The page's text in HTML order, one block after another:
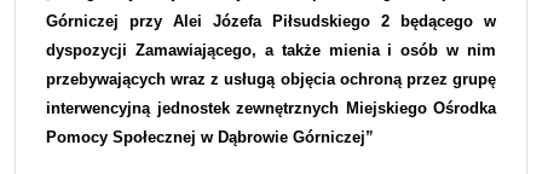
Górniczej przy Alei Józefa Piłsudskiego 2 będącego w
dyspozycji Zamawiającego, a także mienia i osób w nim
przebywających wraz z usługą objęcia ochroną przez grupę
interwencyjną jednostek zewnętrznych Miejskiego Ośrodka
Pomocy Społecznej w Dąbrowie Górniczej”